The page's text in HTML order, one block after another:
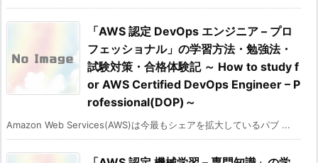
「AWS 認定 DevOps エンジニア – プロ
フェッショナル」の学習方法・勉強法・
試験対策・合格体験記 ～ How to study f
or AWS Certified DevOps Engineer – P
rofessional(DOP)～
Amazon Web Services(AWS)は今最もシェアを拡大しているパブ ...